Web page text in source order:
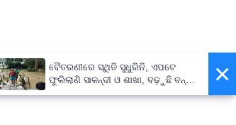
×
ବୈତରଣୀରେ ସ୍ଥିତି ସୁଧୁରିନି, ଏପଟେ
ଫୁଲିଲାଣି ସାଳନ୍ଦୀ ଓ ଶାଖା, ବଢ଼ୁଛି ବନ୍ୟା
ଭୟ